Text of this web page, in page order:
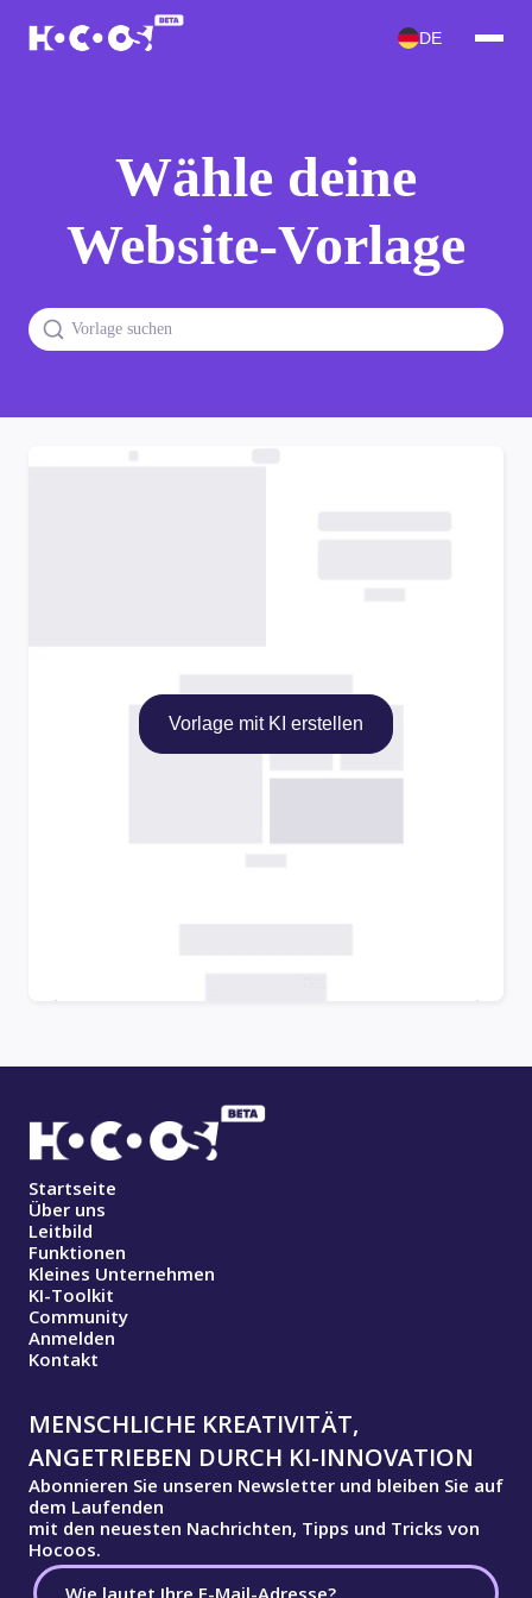
DE
Wähle deine
Website-Vorlage
Vorlage mit KI erstellen
Startseite
Über uns
Leitbild
Funktionen
Kleines Unternehmen
KI-Toolkit
Community
Anmelden
Kontakt
MENSCHLICHE KREATIVITÄT,
ANGETRIEBEN DURCH KI-INNOVATION
Abonnieren Sie unseren Newsletter und bleiben Sie auf
dem Laufenden
mit den neuesten Nachrichten, Tipps und Tricks von
Hocoos.